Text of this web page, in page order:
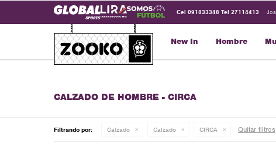
New In Hombre
Cel 091833348 Tel 27114413
CALZADO DE HOMBRE - CIRCA
Filtrando por: Calzado Calzado CIRCA Quitar filtros